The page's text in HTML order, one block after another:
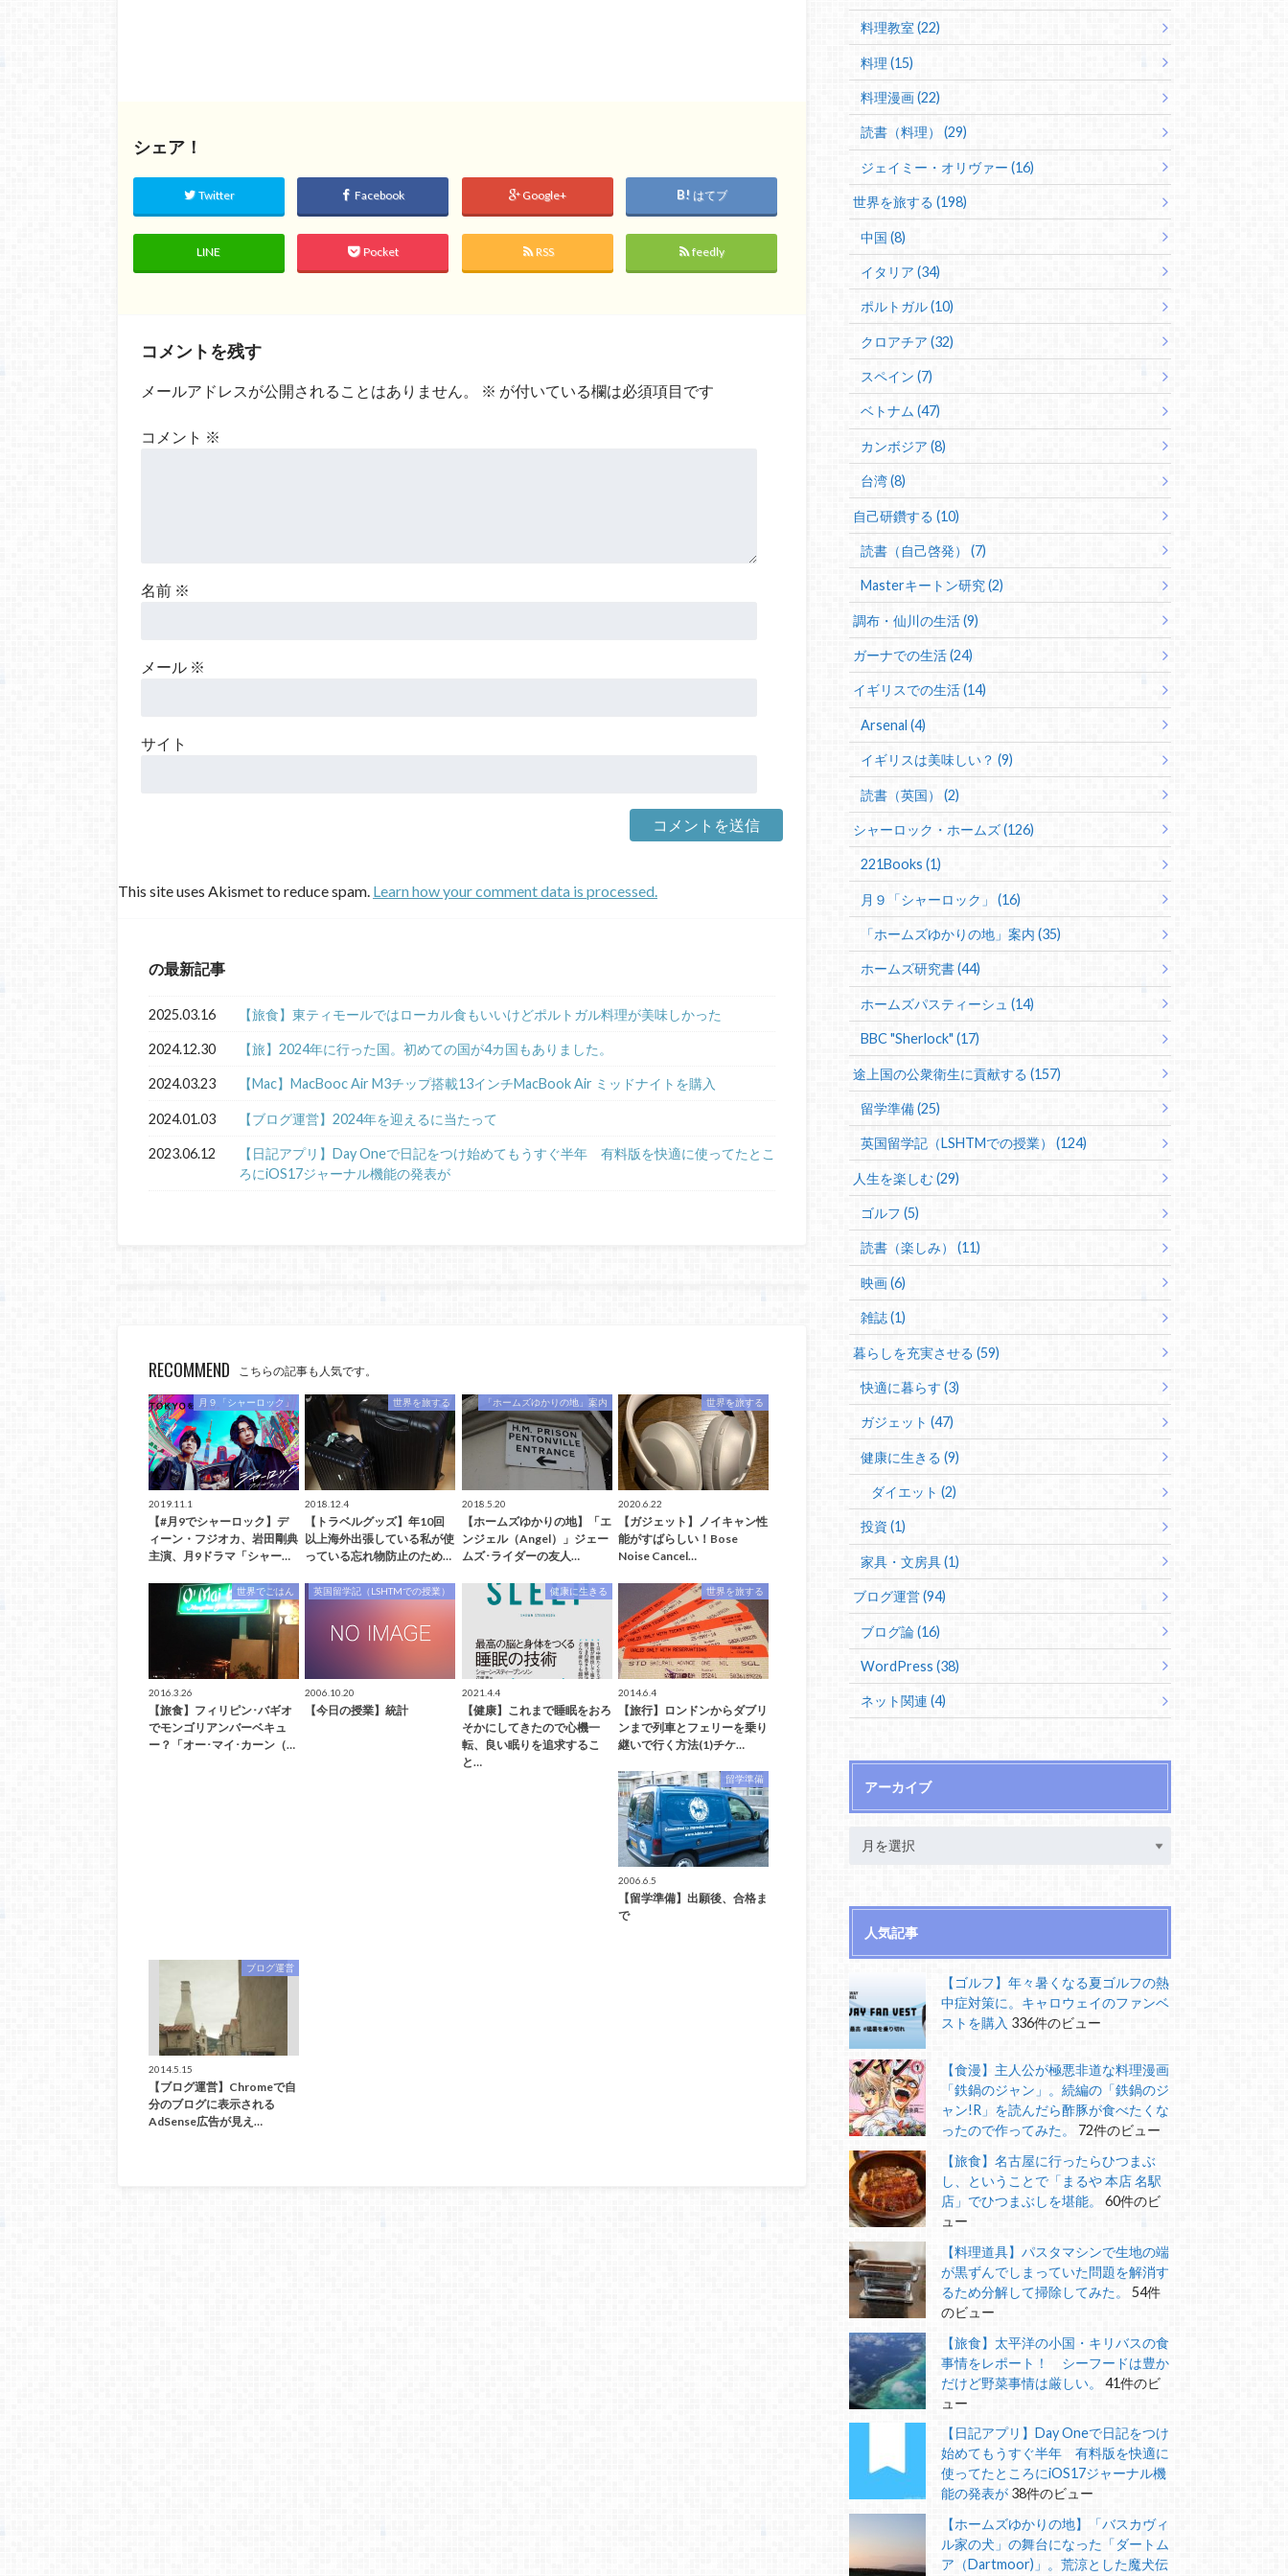
シェア！
Twitter Facebook Google+ はてブ
LINE Pocket RSS feedly
コメントを残す
メールアドレスが公開されることはありません。 ※ が付いている欄は必須項目です
コメント ※
名前 ※
メール ※
サイト
This site uses Akismet to reduce spam. Learn how your comment data is processed.
の最新記事
2025.03.16 【旅食】東ティモールではローカル食もいいけどポルトガル料理が美味しかった
2024.12.30 【旅】2024年に行った国。初めての国が4カ国もありました。
2024.03.23 【Mac】MacBooc Air M3チップ搭載13インチMacBook Air ミッドナイトを購入
2024.01.03 【ブログ運営】2024年を迎えるに当たって
2023.06.12
【日記アプリ】Day Oneで日記をつけ始めてもうすぐ半年 有料版を快適に使ってたとこ
ろにiOS17ジャーナル機能の発表が
RECOMMEND こちらの記事も人気です。
月９「シャーロック」
2019.11.1
【#月9でシャーロック】デ
ィーン・フジオカ、岩田剛典
主演、月9ドラマ「シャー…
世界を旅する
2018.12.4
【トラベルグッズ】年10回
以上海外出張している私が使
っている忘れ物防止のため…
「ホームズゆかりの地」案内
2018.5.20
【ホームズゆかりの地】「エ
ンジェル（Angel）」ジェー
ムズ･ライダーの友人…
世界を旅する
2020.6.22
【ガジェット】ノイキャン性
能がすばらしい！Bose
Noise Cancel…
世界でごはん
2016.3.26
【旅食】フィリピン･バギオ
でモンゴリアンバーベキュ
ー？「オー･マイ･カーン（…
英国留学記（LSHTMでの授業）
2006.10.20
【今日の授業】統計
健康に生きる
2021.4.4
【健康】これまで睡眠をおろ
そかにしてきたので心機一
転、良い眠りを追求するこ
と…
世界を旅する
2014.6.4
【旅行】ロンドンからダブリ
ンまで列車とフェリーを乗り
継いで行く方法(1)チケ…
留学準備
2006.6.5
【留学準備】出願後、合格ま
で
ブログ運営
2014.5.15
【ブログ運営】Chromeで自
分のブログに表示される
AdSense広告が見え…
料理教室 (22)
料理 (15)
料理漫画 (22)
読書（料理） (29)
ジェイミー・オリヴァー (16)
世界を旅する (198)
中国 (8)
イタリア (34)
ポルトガル (10)
クロアチア (32)
スペイン (7)
ベトナム (47)
カンボジア (8)
台湾 (8)
自己研鑽する (10)
読書（自己啓発） (7)
Masterキートン研究 (2)
調布・仙川の生活 (9)
ガーナでの生活 (24)
イギリスでの生活 (14)
Arsenal (4)
イギリスは美味しい？ (9)
読書（英国） (2)
シャーロック・ホームズ (126)
221Books (1)
月９「シャーロック」 (16)
「ホームズゆかりの地」案内 (35)
ホームズ研究書 (44)
ホームズパスティーシュ (14)
BBC "Sherlock" (17)
途上国の公衆衛生に貢献する (157)
留学準備 (25)
英国留学記（LSHTMでの授業） (124)
人生を楽しむ (29)
ゴルフ (5)
読書（楽しみ） (11)
映画 (6)
雑誌 (1)
暮らしを充実させる (59)
快適に暮らす (3)
ガジェット (47)
健康に生きる (9)
ダイエット (2)
投資 (1)
家具・文房具 (1)
ブログ運営 (94)
ブログ論 (16)
WordPress (38)
ネット関連 (4)
アーカイブ
人気記事
【ゴルフ】年々暑くなる夏ゴルフの熱
中症対策に。キャロウェイのファンベ
ストを購入 336件のビュー
【食漫】主人公が極悪非道な料理漫画
「鉄鍋のジャン」。続編の「鉄鍋のジ
ャン!R」を読んだら酢豚が食べたくな
ったので作ってみた。
72件のビュー
【旅食】名古屋に行ったらひつまぶ
し、ということで「まるや 本店 名駅
店」でひつまぶしを堪能。
60件のビ
ュー
【料理道具】パスタマシンで生地の端
が黒ずんでしまっていた問題を解消す
るため分解して掃除してみた。
54件
のビュー
【旅食】太平洋の小国・キリバスの食
事情をレポート！ シーフードは豊か
だけど野菜事情は厳しい。
41件のビ
ュー
【日記アプリ】Day Oneで日記をつけ
始めてもうすぐ半年 有料版を快適に
使ってたところにiOS17ジャーナル機
能の発表が 38件のビュー
【ホームズゆかりの地】「バスカヴィ
ル家の犬」の舞台になった「ダートム
ア（Dartmoor)」。荒涼とした魔犬伝